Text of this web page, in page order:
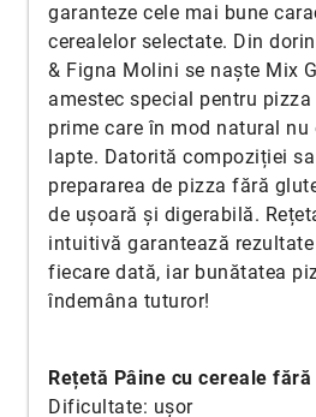
garanteze cele mai bune
cerealelor selectate. Din
& Figna Molini se naște Mix
amestec special pentru
prime care în mod natural
lapte. Datorită compoziției
prepararea de pizza fără
de ușoară și digerabilă.
intuitivă garantează rezultate
fiecare dată, iar bunătatea
îndemâna tuturor!
Rețetă Pâine cu cereale
Dificultate: ușor